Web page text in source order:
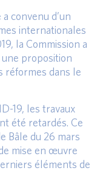
convenu d’un
internationales
la Commission a
proposition
réformes dans le
19, les travaux
été retardés. Ce
Bâle du 26 mars
mise en œuvre
éléments de